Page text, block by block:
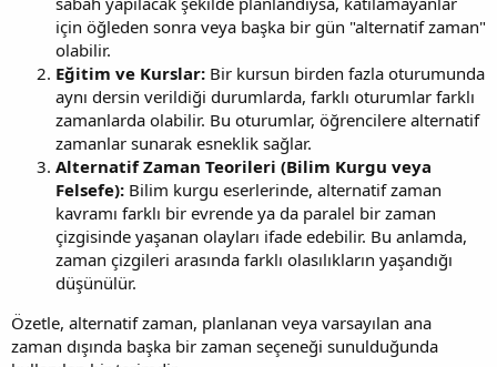
için öğleden sonra veya başka bir gün "alternatif zaman"
olabilir.
Eğitim ve Kurslar: Bir kursun birden fazla oturumunda
aynı dersin verildiği durumlarda, farklı oturumlar farklı
zamanlarda olabilir. Bu oturumlar, öğrencilere alternatif
zamanlar sunarak esneklik sağlar.
Alternatif Zaman Teorileri (Bilim Kurgu veya
Felsefe): Bilim kurgu eserlerinde, alternatif zaman
kavramı farklı bir evrende ya da paralel bir zaman
çizgisinde yaşanan olayları ifade edebilir. Bu anlamda,
zaman çizgileri arasında farklı olasılıkların yaşandığı
düşünülür.
Özetle, alternatif zaman, planlanan veya varsayılan ana
zaman dışında başka bir zaman seçeneği sunulduğunda